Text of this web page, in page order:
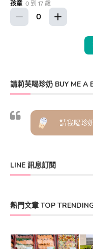
請莉芙喝珍奶 BUY ME A
請我喝珍
LINE 訊息訂閱
熱門文章 TOP